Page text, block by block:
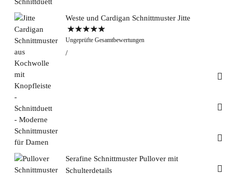
Weste und Cardigan Schnittmuster Jitte
Bewertet mit
5.00von 5
Ungeprüfte Gesamtbewertungen
Serafine Schnittmuster Pullover mit
Schulterdetails